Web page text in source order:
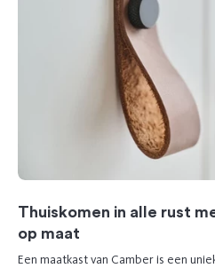
Thuiskomen in alle rust
op maat
Een maatkast van Camber is een